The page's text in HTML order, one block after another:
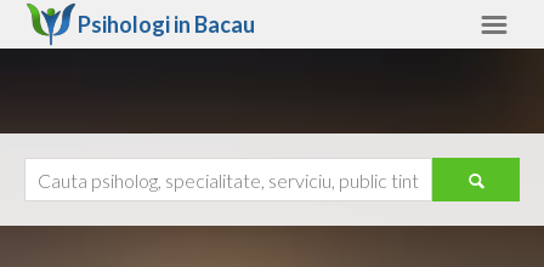
Psihologi in Bacau
Ajutor